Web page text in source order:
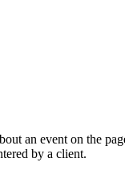
an event on the
by a client.